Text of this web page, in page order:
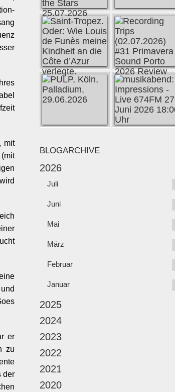
mit
er
zu
der
BLOGARCHIVE
2026
Juli
Juni
Mai
März
Februar
Januar
2025
2024
2023
2022
2021
2020